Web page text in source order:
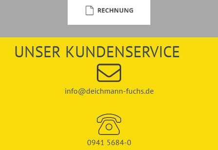
UNSER KUNDENSERVICE
info@deichmann-fuchs.de
0941 5684-0